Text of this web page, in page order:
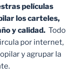
películas
los carteles,
y calidad. Todo
por internet,
y agrupar la